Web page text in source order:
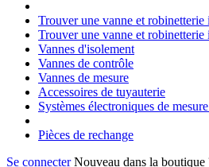
Trouver une vanne et robinetterie
Trouver une vanne et robinetterie
Vannes d'isolement
Vannes de contrôle
Vannes de mesure
Accessoires de tuyauterie
Systèmes électroniques de
Pièces de rechange
Se connecter Nouveau dans la boutique